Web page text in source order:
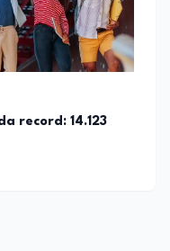
record: 14.123